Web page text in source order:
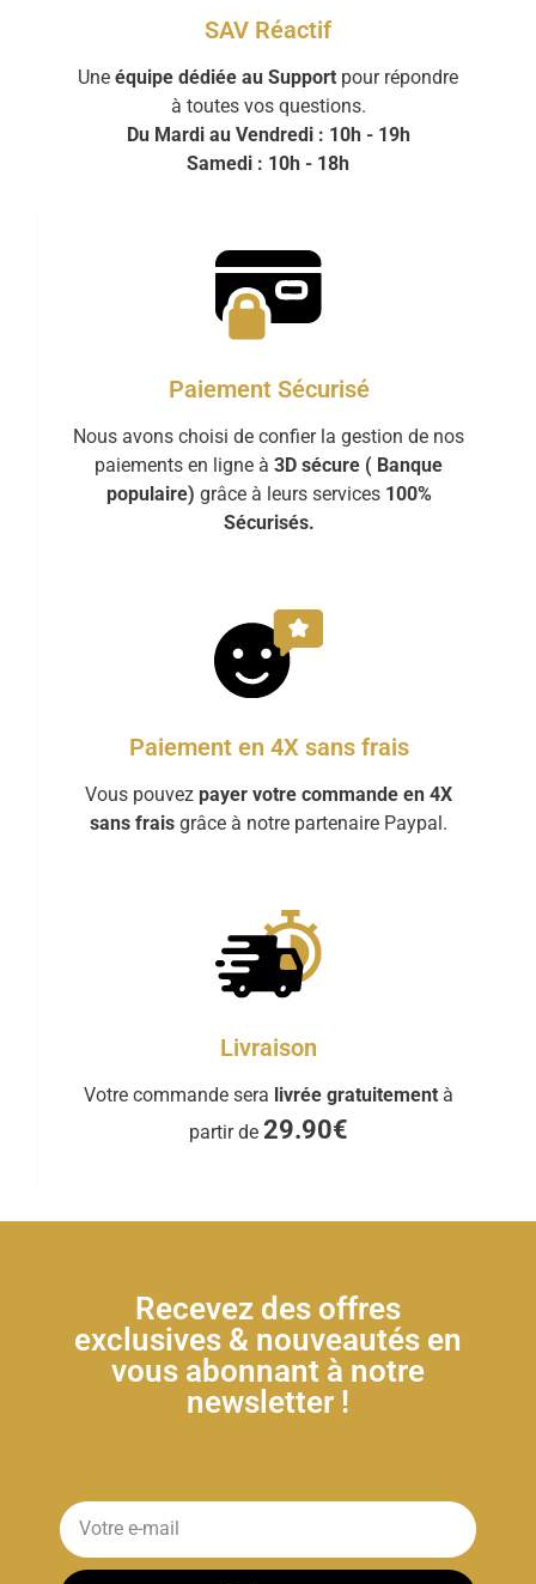
SAV Réactif
Une équipe dédiée au Support pour répondre
à toutes vos questions.
Du Mardi au Vendredi : 10h - 19h
Samedi : 10h - 18h
Paiement Sécurisé
Nous avons choisi de confier la gestion de nos
paiements en ligne à 3D sécure ( Banque
populaire) grâce à leurs services 100%
Sécurisés.
Paiement en 4X sans frais
Vous pouvez payer votre commande en 4X
sans frais grâce à notre partenaire Paypal.
Livraison
Votre commande sera livrée gratuitement à
partir de 29.90€
Recevez des offres
exclusives & nouveautés en
vous abonnant à notre
newsletter !